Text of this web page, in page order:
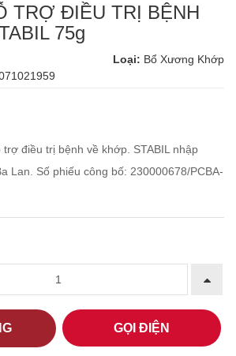
TRỢ ĐIỀU TRỊ BỆNH
75g
Loại: Bổ Xương Khớp
trợ điều trị bệnh về khớp. STABIL nhập
Lan. Số phiếu công bố: 230000678/PCBA-
GỌI ĐIỆN